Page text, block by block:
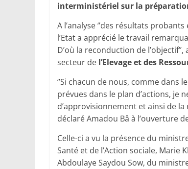
interministériel sur la
A l’analyse ‘’des résultats
l’Etat a apprécié le travail
D’où la reconduction de
secteur de l’Elevage et des
‘’Si chacun de nous, comme
prévues dans le plan d’actions, je
d’approvisionnement et ainsi de la
déclaré Amadou Bâ à l’ouverture
Celle-ci a vu la présence du
Santé et de l’Action sociale, Marie
Abdoulaye Saydou Sow, du